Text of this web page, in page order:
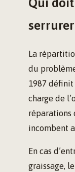
La
du
1987
charge de
réparations
incombent
En cas
graissage,